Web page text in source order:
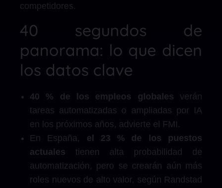
competidores.
40 segundos de
panorama: lo que dicen
los datos clave
40 % de los empleos globales verán
tareas automatizadas o ampliadas por IA
en los próximos años, advierte el FMI.
En España, el 23 % de los puestos
actuales tienen alta probabilidad de
automatización, pero se crearán aún más
roles nuevos de alto valor, según Randstad